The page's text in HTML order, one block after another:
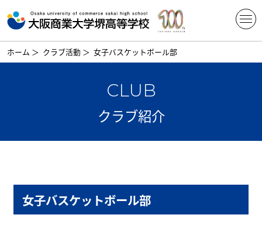
ホーム ＞ クラブ活動 ＞ 女子バスケットボール部
CLUB
クラブ紹介
女子バスケットボール部